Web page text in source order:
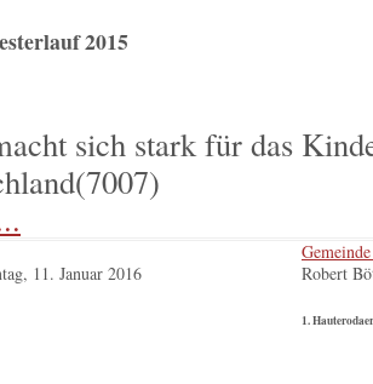
2015
sich stark für das
7007)
11. Januar 2016
Robert
1.